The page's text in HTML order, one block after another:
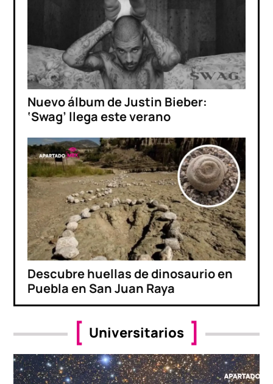
Nuevo álbum de Justin Bieber:
‘Swag’ llega este verano
Descubre huellas de dinosaurio en
Puebla en San Juan Raya
Universitarios